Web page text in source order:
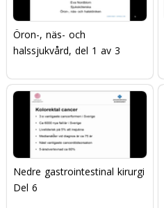
Öron-, näs- och
halssjukvård, del 1 av 3
Nedre gastrointestinal kirurgi
Del 6